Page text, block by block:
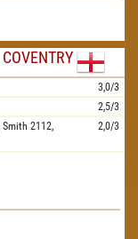
3,0/3
2,5/3
Smith 2112,
2,0/3